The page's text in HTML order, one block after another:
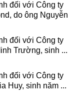
đối với Công ty
do ông Nguyễn
đối với Công ty
Trường, sinh ...
đối với Công ty
Huy, sinh năm ...